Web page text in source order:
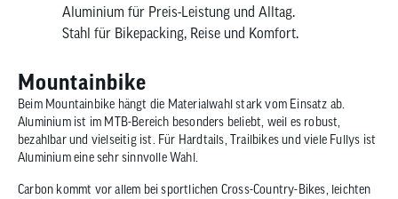
Aluminium für Preis-Leistung und Alltag.
Stahl für Bikepacking, Reise und Komfort.
Mountainbike
Beim Mountainbike hängt die Materialwahl stark vom Einsatz ab.
Aluminium ist im MTB-Bereich besonders beliebt, weil es robust,
bezahlbar und vielseitig ist. Für Hardtails, Trailbikes und viele Fullys ist
Aluminium eine sehr sinnvolle Wahl.
Carbon kommt vor allem bei sportlichen Cross-Country-Bikes, leichten